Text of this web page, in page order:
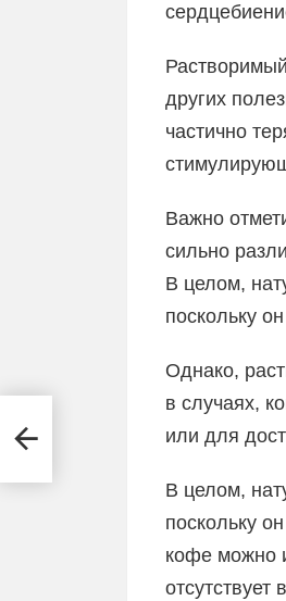
других
частично
Важно
сильно
В целом,
поскольку
Однако,
в случаях,
или для
В целом,
поскольку
кофе можно